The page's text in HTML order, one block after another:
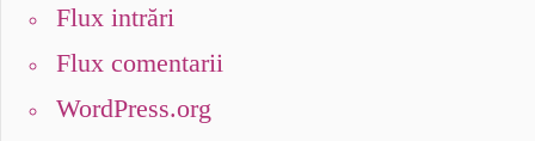
Flux intrări
Flux comentarii
WordPress.org